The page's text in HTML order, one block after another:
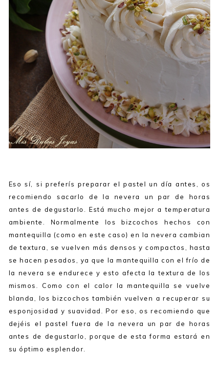
Eso sí, si preferís preparar el pastel un día antes, os
recomiendo sacarlo de la nevera un par de horas
antes de degustarlo. Está mucho mejor a temperatura
ambiente. Normalmente los bizcochos hechos con
mantequilla (como en este caso) en la nevera cambian
de textura, se vuelven más densos y compactos, hasta
se hacen pesados, ya que la mantequilla con el frío de
la nevera se endurece y esto afecta la textura de los
mismos. Como con el calor la mantequilla se vuelve
blanda, los bizcochos también vuelven a recuperar su
esponjosidad y suavidad. Por eso, os recomiendo que
dejéis el pastel fuera de la nevera un par de horas
antes de degustarlo, porque de esta forma estará en
su óptimo esplendor.